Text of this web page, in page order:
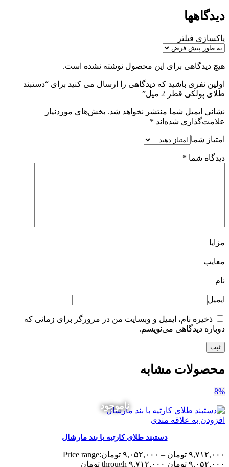
دیدگاهها
پاکسازی فیلتر
هیچ دیدگاهی برای این محصول نوشته نشده است.
اولین نفری باشید که دیدگاهی را ارسال می کنید برای “دستبند
طلای پولکی قطر 2 میل”
نشانی ایمیل شما منتشر نخواهد شد. بخش‌های موردنیاز
علامت‌گذاری شده‌اند *
امتیاز شما
دیدگاه شما *
مزایا
معایب
نام
ایمیل
ذخیره نام، ایمیل و وبسایت من در مرورگر برای زمانی که
دوباره دیدگاهی می‌نویسم.
محصولات مشابه
8%
افزودن به علاقه مندی
ناموجود
دستبند طلای کارتیه با بند مارشال
۹,۷۱۲,۰۰۰ تومان – ۹,۰۵۲,۰۰۰ تومانPrice range:
۹,۰۵۲,۰۰۰ تومان through ۹,۷۱۲,۰۰۰ تومان